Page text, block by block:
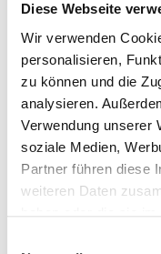
Diese Webseite
Wir verwenden
personalisieren,
zu können und die
analysieren.
Verwendung unserer
soziale Medien,
Partner führen diese
weiteren Daten
haben oder die sie
deiner
anstatt eine
Der Prozess
Schreibens
Wissen eine
darstellen.
den
Kurses, wird